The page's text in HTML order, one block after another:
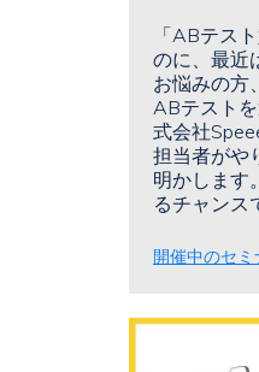
成功
～ロク
ルバン
例をご
「ABテス
のに、最近
お悩みの方
ABテスト
式会社
担当者がや
明かします
るチャンス
開催中のセミ